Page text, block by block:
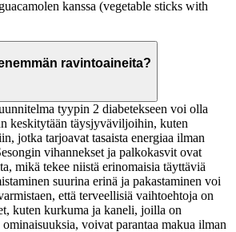
kanssa (vegetable sticks with
ravintoaineita?
tyypin 2 diabetekseen voi olla
keskitytään täysjyväviljoihin, kuten
jotka tarjoavat tasaista energiaa ilman
vihannekset ja palkokasvit ovat
mikä tekee niistä erinomaisia täyttäviä
suurina erinä ja pakastaminen voi
että terveellisiä vaihtoehtoja on
kuten kurkuma ja kaneli, joilla on
voivat parantaa makua ilman